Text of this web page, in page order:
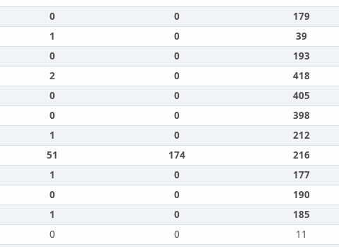
0 0 179
1 0 39
0 0 193
2 0 418
0 0 405
0 0 398
1 0 212
51 174 216
1 0 177
0 0 190
1 0 185
0 0 11